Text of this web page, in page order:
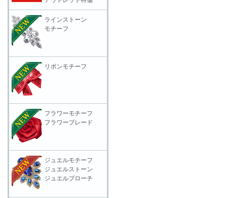
ラインストーン
モチーフ
リボンモチーフ
フラワーモチーフ
フラワーブレード
ジュエルモチーフ
ジュエルストーン
ジュエルブローチ